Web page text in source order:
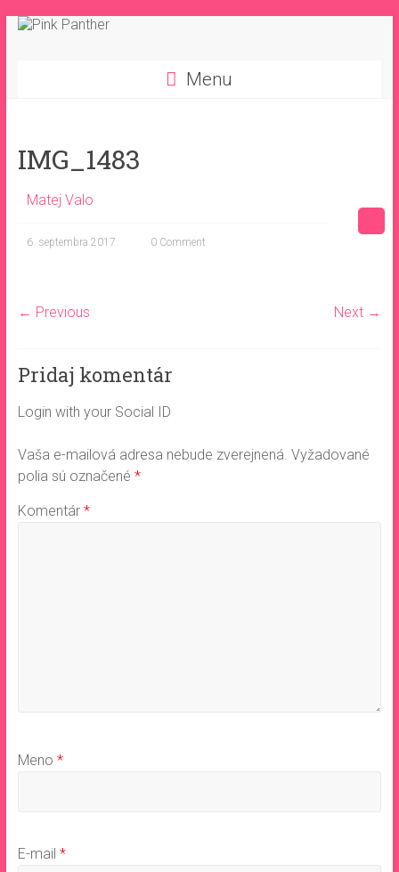
Skip
hokejový
team
Menu
IMG_1483
Matej Valo
6. septembra 2017 0 Comment
← Previous Next →
Pridaj komentár
Login with your Social ID
Vaša e-mailová adresa nebude zverejnená. Vyžadované
polia sú označené *
Komentár *
Meno *
E-mail *